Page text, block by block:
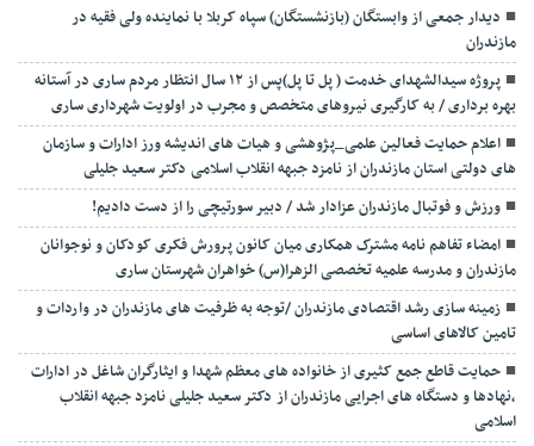
دیدار جمعی از وابستگان (بازنشستگان) سپاه کربلا با نماینده ولی فقیه در
مازندران
پروژه سیدالشهدای خدمت ( پل تا پل)پس از ۱۲ سال انتظار مردم ساری در آستانه
بهره برداری / به کارگیری نیروهای متخصص و مجرب در اولویت شهرداری ساری
اعلام حمایت فعالین علمی_پژوهشی و هیات های اندیشه ورز ادارات و سازمان
های دولتی استان مازندران از نامزد جبهه انقلاب اسلامی دکتر سعید جلیلی
ورزش و فوتبال مازندران عزادار شد / دبیر سورتیچی را از دست دادیم!
امضاء تفاهم نامه مشترک همکاری میان کانون پرورش فکری کودکان و نوجوانان
مازندران و مدرسه علمیه تخصصی الزهرا(س) خواهران شهرستان ساری
زمینه سازی رشد اقتصادی مازندران /توجه به ظرفیت های مازندران در واردات و
تامین کالاهای اساسی
حمایت قاطع جمع کثیری از خانواده های معظم شهدا و ایثارگران شاغل در ادارات
،نهادها و دستگاه های اجرایی مازندران از دکتر سعید جلیلی نامزد جبهه انقلاب
اسلامی